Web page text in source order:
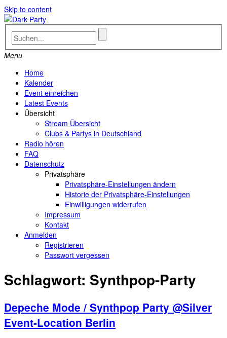
Skip to content
Menu
Home
Kalender
Event einreichen
Latest Events
Übersicht
Stream Übersicht
Clubs & Partys in Deutschland
Radio hören
FAQ
Datenschutz
Privatsphäre
Privatsphäre-Einstellungen ändern
Historie der Privatsphäre-Einstellungen
Einwilligungen widerrufen
Impressum
Kontakt
Anmelden
Registrieren
Passwort vergessen
Schlagwort: Synthpop-Party
Depeche Mode / Synthpop Party @Silver
Event-Location Berlin